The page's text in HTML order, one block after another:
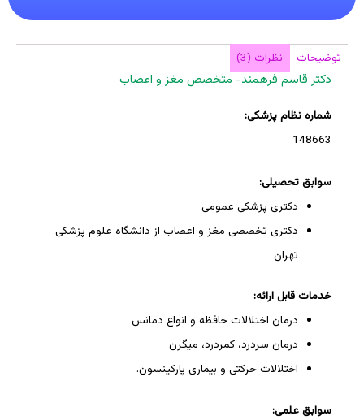
توضیحات نظرات (3)
دکتر قاسم فرهمند- متخصص مغز و اعصاب
شماره نظام پزشکی:
148663
سوابق تحصیلی:
دکتری پزشکی عمومی
دکتری تخصصی مغز و اعصاب از دانشگاه علوم پزشکی
تهران
خدمات قابل ارائه:
درمان اختلالات حافظه و انواع دمانس
درمان سردرد، کمردرد، میگرن
اختلالات حرکتی و بیماری پارکینسون.
سوابق علمی: